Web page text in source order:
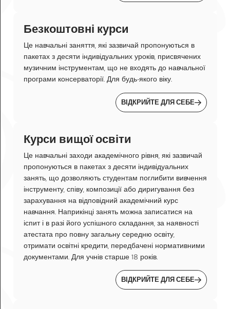
Безкоштовні курси
Це навчальні заняття, які зазвичай пропонуються в
пакетах з десяти індивідуальних уроків, присвячених
музичним інструментам, що не входять до навчальної
програми консерваторії. Для будь-якого віку.
ВІДКРИЙТЕ ДЛЯ СЕБЕ
Курси вищої освіти
Це навчальні заходи академічного рівня, які зазвичай
пропонуються в пакетах з десяти індивідуальних
занять, що дозволяють студентам поглибити вивчення
інструменту, співу, композиції або диригування без
зарахування на відповідний академічний курс
навчання. Наприкінці занять можна записатися на
іспит і в разі його успішного складання, за наявності
атестата про повну загальну середню освіту,
отримати освітні кредити, передбачені нормативними
документами. Для учнів старше 18 років.
ВІДКРИЙТЕ ДЛЯ СЕБЕ